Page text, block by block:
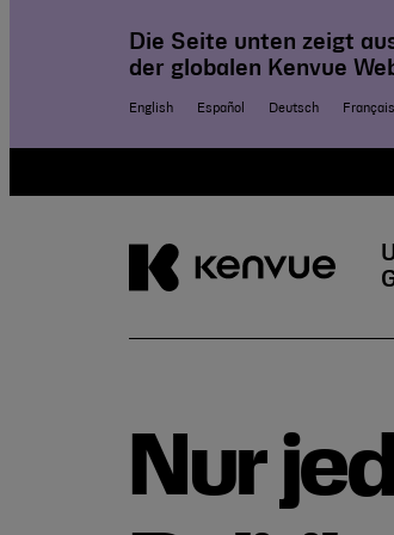
Die Seite unten zeigt
der globalen Kenvue
English Español Deutsch Français
Nur